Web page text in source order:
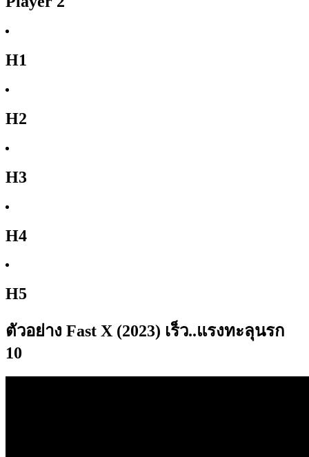
H1
H2
H3
H4
H5
ตัวอย่าง Fast X (2023) เร็ว..แรงทะลุนรก
10